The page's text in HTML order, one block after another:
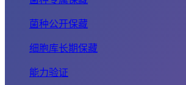
菌种公开保藏
细胞库长期保藏
能力验证